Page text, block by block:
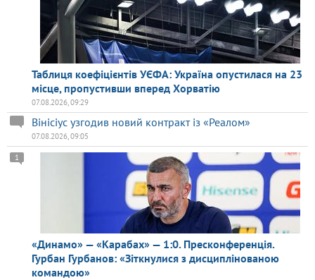
Таблиця коефіцієнтів УЄФА: Україна опустилася на 23
місце, пропустивши вперед Хорватію
07.08.2026, 09:29
Вінісіус узгодив новий контракт із «Реалом»
07.08.2026, 09:05
«Динамо» — «Карабах» — 1:0. Пресконференція.
Гурбан Гурбанов: «Зіткнулися з дисциплінованою
командою»
1